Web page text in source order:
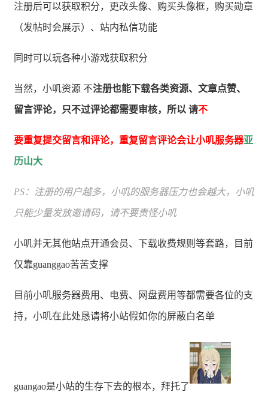
注册后可以获取积分，更改头像、购买头像框，购买勋章
（发帖时会展示）、站内私信功能
同时可以玩各种小游戏获取积分
当然，小叽资源 不注册也能下载各类资源、文章点赞、
留言评论，只不过评论都需要审核，所以 请不
要重复提交留言和评论，重复留言评论会让小叽服务器亚
历山大
PS：注册的用户越多，小叽的服务器压力也会越大，小叽
只能少量发放邀请码，请不要责怪小叽
小叽并无其他站点开通会员、下载收费规则等套路，目前
仅靠guanggao苦苦支撑
目前小叽服务器费用、电费、网盘费用等都需要各位的支
持，小叽在此处恳请将小站假如你的屏蔽白名单
guangao是小站的生存下去的根本，拜托了